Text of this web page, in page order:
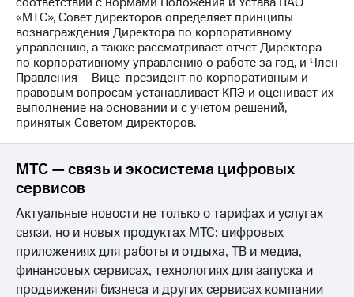
Пригласить
спикера
и акционерам
Корпоративное
управление
Корпоративный
секретарь
Раскрытие
информации
Информация
акционерам
ПАО
"МТС"
Собрания
акционеров
«МТС», Совет директоров определяет принципы
вознаграждения Директора по корпоративному
управлению, а также рассматривает отчет Директора
по корпоративному управлению о работе за год, и Член
Правления – Вице-президент по корпоративным и
правовым вопросам устанавливает КПЭ и оценивает их
выполнение на основании и с учетом решений,
принятых Советом директоров.
МТС — связь и экосистема цифровых
сервисов
Актуальные новости не только о тарифах и услугах
связи, но и новых продуктах МТС: цифровых
приложениях для работы и отдыха, ТВ и медиа,
финансовых сервисах, технологиях для запуска и
продвижения бизнеса и других сервисах компании